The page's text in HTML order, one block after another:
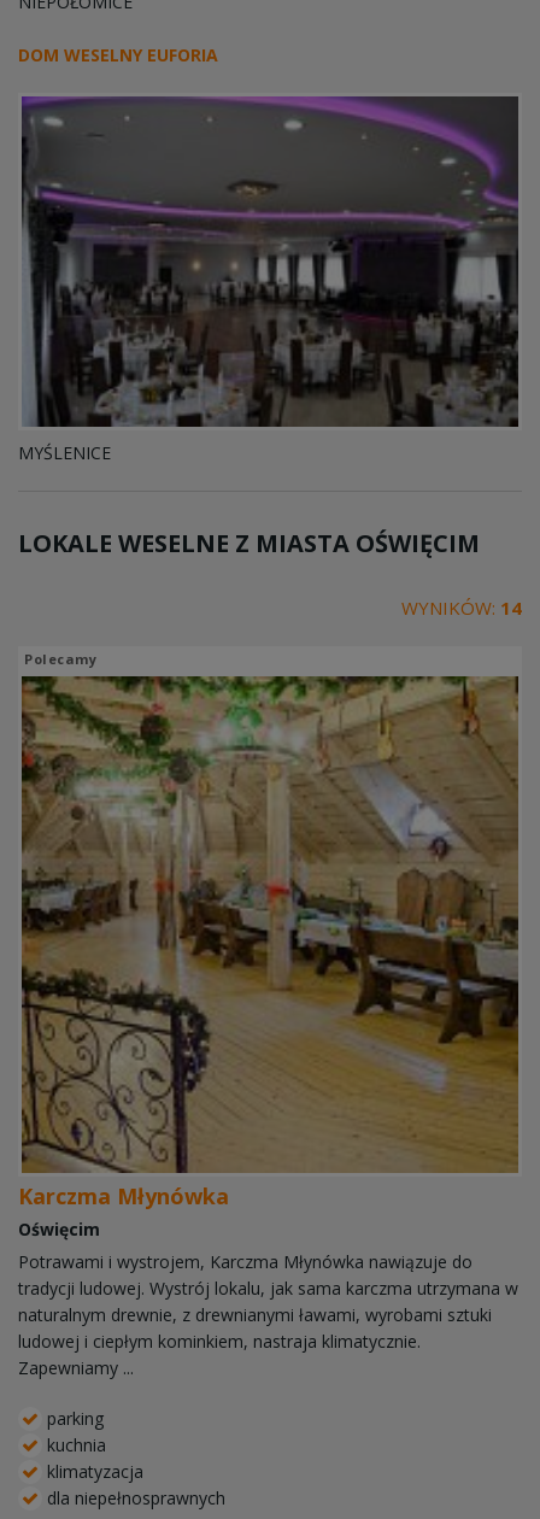
DOM WESELNY EUFORIA
MYŚLENICE
LOKALE WESELNE Z MIASTA OŚWIĘCIM
WYNIKÓW: 14
Polecamy
Karczma Młynówka
Oświęcim
Potrawami i wystrojem, Karczma Młynówka nawiązuje do
tradycji ludowej. Wystrój lokalu, jak sama karczma utrzymana w
naturalnym drewnie, z drewnianymi ławami, wyrobami sztuki
ludowej i ciepłym kominkiem, nastraja klimatycznie.
Zapewniamy ...
parking
kuchnia
klimatyzacja
dla niepełnosprawnych